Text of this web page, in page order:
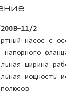
11/2
насос с
напорного
ширина
мощность